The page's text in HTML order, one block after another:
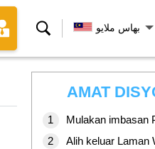
Cari بهاس ملايو
AMAT
Mulakan imbasan
Alih keluar Laman